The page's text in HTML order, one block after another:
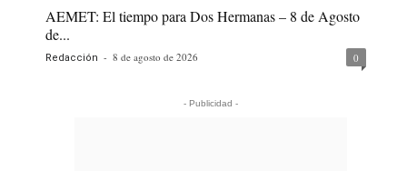
AEMET: El tiempo para Dos Hermanas – 8 de Agosto
de...
Redacción - 8 de agosto de 2026 0
- Publicidad -